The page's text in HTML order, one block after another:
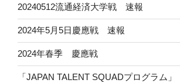
20240512流通経済大学戦 速報
2024年5月5日慶應戦 速報
2024年春季 慶應戦
「JAPAN TALENT SQUADプログラム」